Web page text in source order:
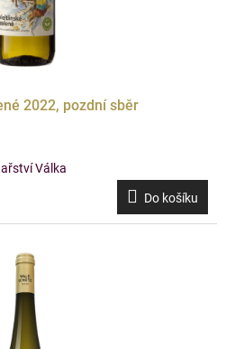
2022, pozdní sběr
Válka
Do košíku